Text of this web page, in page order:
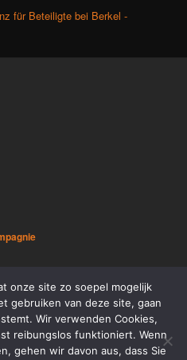
für Beteiligte bei Berkel -
onze site zo soepel mogelijk
gebruiken van deze site, gaan
Wir verwenden Cookies,
reibungslos funktioniert. Wenn
gehen wir davon aus, dass Sie